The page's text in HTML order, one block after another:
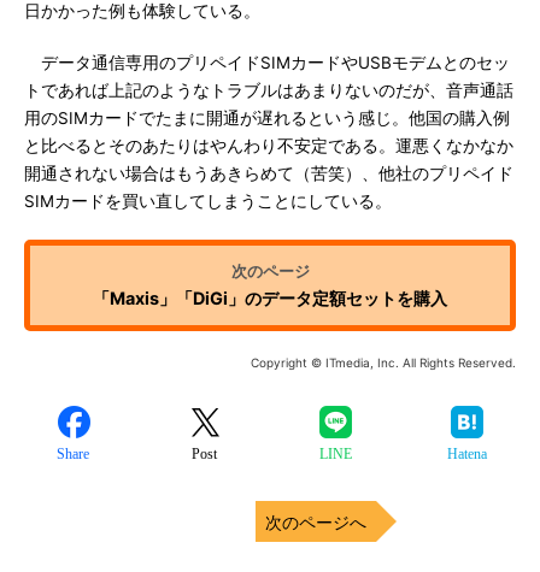
日かかった例も体験している。
データ通信専用のプリペイドSIMカードやUSBモデムとのセッ
トであれば上記のようなトラブルはあまりないのだが、音声通話
用のSIMカードでたまに開通が遅れるという感じ。他国の購入例
と比べるとそのあたりはやんわり不安定である。運悪くなかなか
開通されない場合はもうあきらめて（苦笑）、他社のプリペイド
SIMカードを買い直してしまうことにしている。
「Maxis」「DiGi」のデータ定額セットを購入
Copyright © ITmedia, Inc. All Rights Reserved.
Share Post LINE Hatena
次のページへ